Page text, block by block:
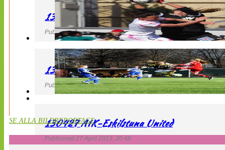
130427 IF Limhamn Bunkeflo – QBIK
Publicerad 27 April 2013, 21:10
130427 LdB FC Malmö – Mallbackens IF
Publicerad 27 April 2013, 20:54
130427 AIK-Eskilstuna United
Publicerad 27 April 2013, 20:48
SE ALLA BILDREPORTAGE